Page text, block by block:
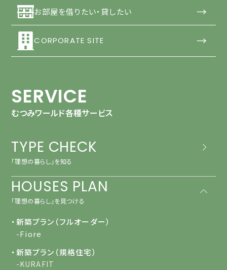
お部屋を借りたい・貸したい →
CORPORATE SITE →
SERVICE
むつみワールド各種サービス
TYPE CHECK
「理想の暮らし」を知る
HOUSES PLAN
「理想の暮らし」を見つける
・新築プラン（フルオーダー）
-Fiore
・新築プラン（規格住宅）
-KURAFIT